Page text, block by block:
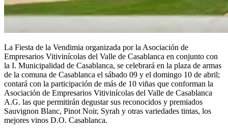
La Fiesta de la Vendimia organizada por la Asociación de
Empresarios Vitivinícolas del Valle de Casablanca en conjunto con
la I. Municipalidad de Casablanca, se celebrará en la plaza de armas
de la comuna de Casablanca el sábado 09 y el domingo 10 de abril;
contará con la participación de más de 10 viñas que conforman la
Asociación de Empresarios Vitivinícolas del Valle de Casablanca
A.G. las que permitirán degustar sus reconocidos y premiados
Sauvignon Blanc, Pinot Noir, Syrah y otras variedades tintas, los
mejores vinos D.O. Casablanca.